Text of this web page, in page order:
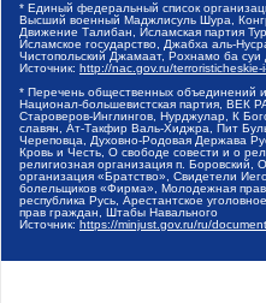
* Единый федеральный список
Высший военный Маджлисуль Шура,
Движение Талибан, Исламская партия
Исламское государство, Джабха аль-
Чистопольский Джамаат, Рохнамо ба
Источник: http://nac.gov.ru/terroristicheskie-
* Перечень общественных объединений
Национал-большевистская партия, ВЕК
Староверов-Инглингов, Нурджулар, К
славян, Ат-Такфир Валь-Хиджра, Пит
Череповца, Духовно-Родовая Держава
Кровь и Честь, О свободе совести и о
религиозная организация п. Боровский,
организация «Братство», Свидетели
болельщиков «Фирма», Молодежная
республика Русь, Арестантское
прав граждан, Штабы Навального
Источник: https://minjust.gov.ru/ru/